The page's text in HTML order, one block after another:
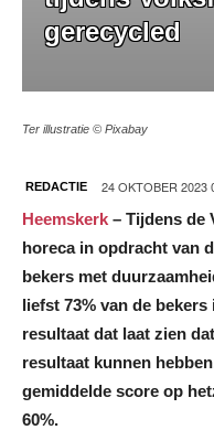
gerecycled
Ter illustratie © Pixabay
REDACTIE 24 OKTOBER 2023
Heemskerk – Tijdens de
horeca in opdracht van
bekers met
liefst 73% van de
resultaat dat laat zien
resultaat kunnen
gemiddelde score op
60%.